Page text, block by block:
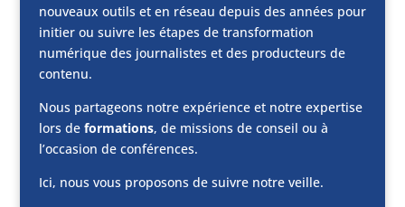
nouveaux outils et en réseau depuis des années pour
initier ou suivre les étapes de transformation
numérique des journalistes et des producteurs de
contenu.
Nous partageons notre expérience et notre expertise
lors de formations, de missions de conseil ou à
l’occasion de conférences.
Ici, nous vous proposons de suivre notre veille.